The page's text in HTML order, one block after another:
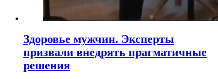
Здоровье мужчин. Эксперты
призвали внедрять прагматичные
решения